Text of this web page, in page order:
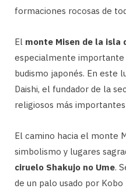
formaciones rocosas de
El monte Misen de la isla
especialmente importante
budismo japonés. En este
Daishi, el fundador de la
religiosos más
El camino hacia el monte
simbolismo y lugares
ciruelo Shakujo no Ume.
de un palo usado por Kobo